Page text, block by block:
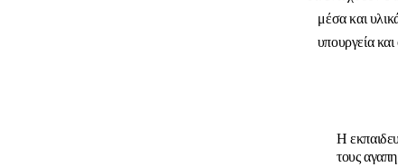
μέσα και
υπουργεία
Η
τους